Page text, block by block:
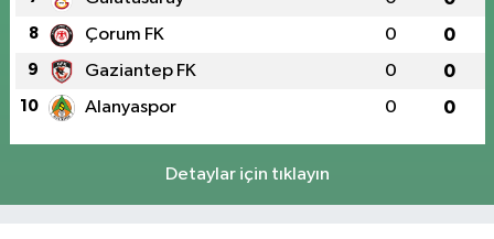
8 Çorum FK 0 0
9 Gaziantep FK 0 0
10 Alanyaspor 0 0
Detaylar için tıklayın